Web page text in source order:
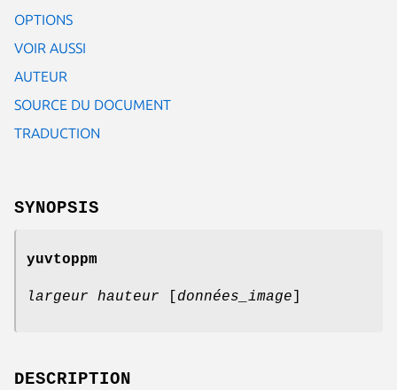
OPTIONS
VOIR AUSSI
AUTEUR
SOURCE DU DOCUMENT
TRADUCTION
SYNOPSIS
yuvtoppm
largeur hauteur données_image
DESCRIPTION